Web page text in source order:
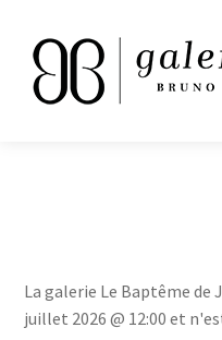
La galerie Le Baptême de
juillet 2026 @ 12:00 et